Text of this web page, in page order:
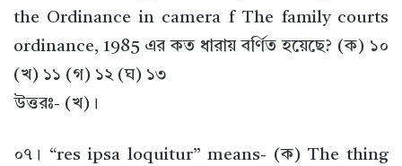
the Ordinance in camera f The family courts
ordinance, 1985 এর কত ধারায় বর্ণিত হয়েছে? (ক) ১০
(খ) ১১ (গ) ১২ (ঘ) ১৩
উত্তরঃ- (খ)।
০৭। “res ipsa loquitur” means- (ক) The thing